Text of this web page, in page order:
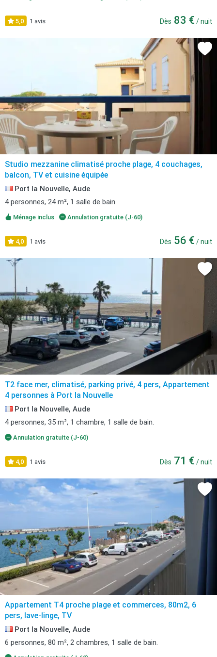
5,0 1 avis Dès 83 € / nuit
Studio mezzanine climatisé proche plage, 4 couchages,
balcon, TV et cuisine équipée
Port la Nouvelle, Aude
4 personnes, 24 m², 1 salle de bain.
Ménage inclus Annulation gratuite (J-60)
4,0 1 avis Dès 56 € / nuit
T2 face mer, climatisé, parking privé, 4 pers, Appartement
4 personnes à Port la Nouvelle
Port la Nouvelle, Aude
4 personnes, 35 m², 1 chambre, 1 salle de bain.
Annulation gratuite (J-60)
4,0 1 avis Dès 71 € / nuit
Appartement T4 proche plage et commerces, 80m2, 6
pers, lave-linge, TV
Port la Nouvelle, Aude
6 personnes, 80 m², 2 chambres, 1 salle de bain.